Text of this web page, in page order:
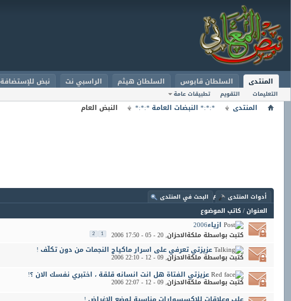
المنتدى
التعليمات التقويم تطبيقات عامة
السلطان قابوس السلطان هيثم الراسبي نت نبض للإستضافة
المنتدى *:*:* النبضات العامة *:*:* النبض العام
المنتدى:النبض العامأدوات المنتدى البحث في المنتدى
العنوان/كاتب الموضوع
ازياء2006
كتبت بواسطة ملكةالاحزان‏, 20 - 05 - 2006 17:50
1
2
عزيزتي تعرفي على اسرار ماكياج النجمات من دون تكلّف !
كتبت بواسطة ملكةالاحزان‏, 09 - 12 - 2006 22:10
عزيزتي الفتاة هل انت انسانه قلقة ، اختبري نفسك الان ؟!
كتبت بواسطة ملكةالاحزان‏, 09 - 12 - 2006 22:07